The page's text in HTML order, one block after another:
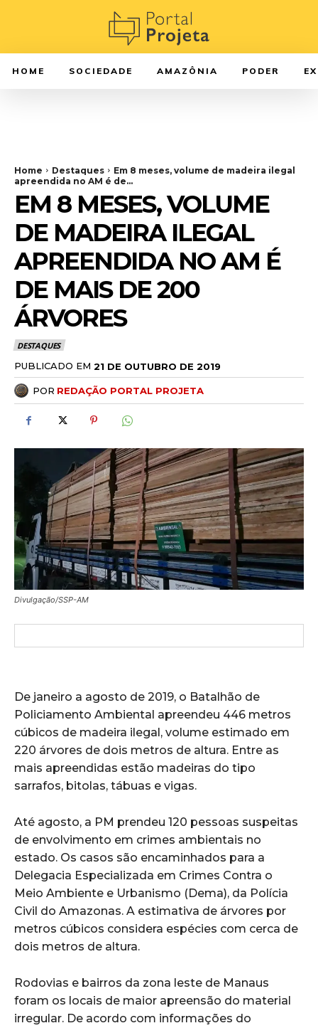
HOME SOCIEDADE AMAZÔNIA PODER
Home Destaques
Em 8 meses, volume de madeira ilegal
apreendida no AM é de...
EM 8 MESES, VOLUME
DE MADEIRA ILEGAL
APREENDIDA NO AM É
DE MAIS DE 200
ÁRVORES
DESTAQUES
PUBLICADO EM 21 DE OUTUBRO DE 2019
POR REDAÇÃO PORTAL PROJETA
Divulgação/SSP-AM
De janeiro a agosto de 2019, o Batalhão de
Policiamento Ambiental apreendeu 446 metros
cúbicos de madeira ilegal, volume estimado em
220 árvores de dois metros de altura. Entre as
mais apreendidas estão madeiras do tipo
sarrafos, bitolas, tábuas e vigas.
Até agosto, a PM prendeu 120 pessoas suspeitas
de envolvimento em crimes ambientais no
estado. Os casos são encaminhados para a
Delegacia Especializada em Crimes Contra o
Meio Ambiente e Urbanismo (Dema), da Polícia
Civil do Amazonas. A estimativa de árvores por
metros cúbicos considera espécies com cerca de
dois metros de altura.
Rodovias e bairros da zona leste de Manaus
foram os locais de maior apreensão do material
irregular. De acordo com informações do